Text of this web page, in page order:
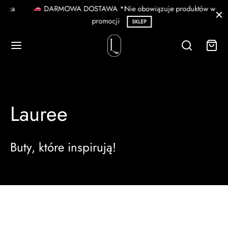
DARMOWA DOSTAWA *Nie obowiązuje produktów w
promocji
SKLEP
Lauree
Buty, które inspirują!
letnie